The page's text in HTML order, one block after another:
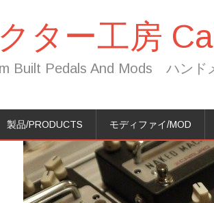
ター工房
Built Pedals And Mods ハンド
製品/PRODUCTS モディファイ/MOD